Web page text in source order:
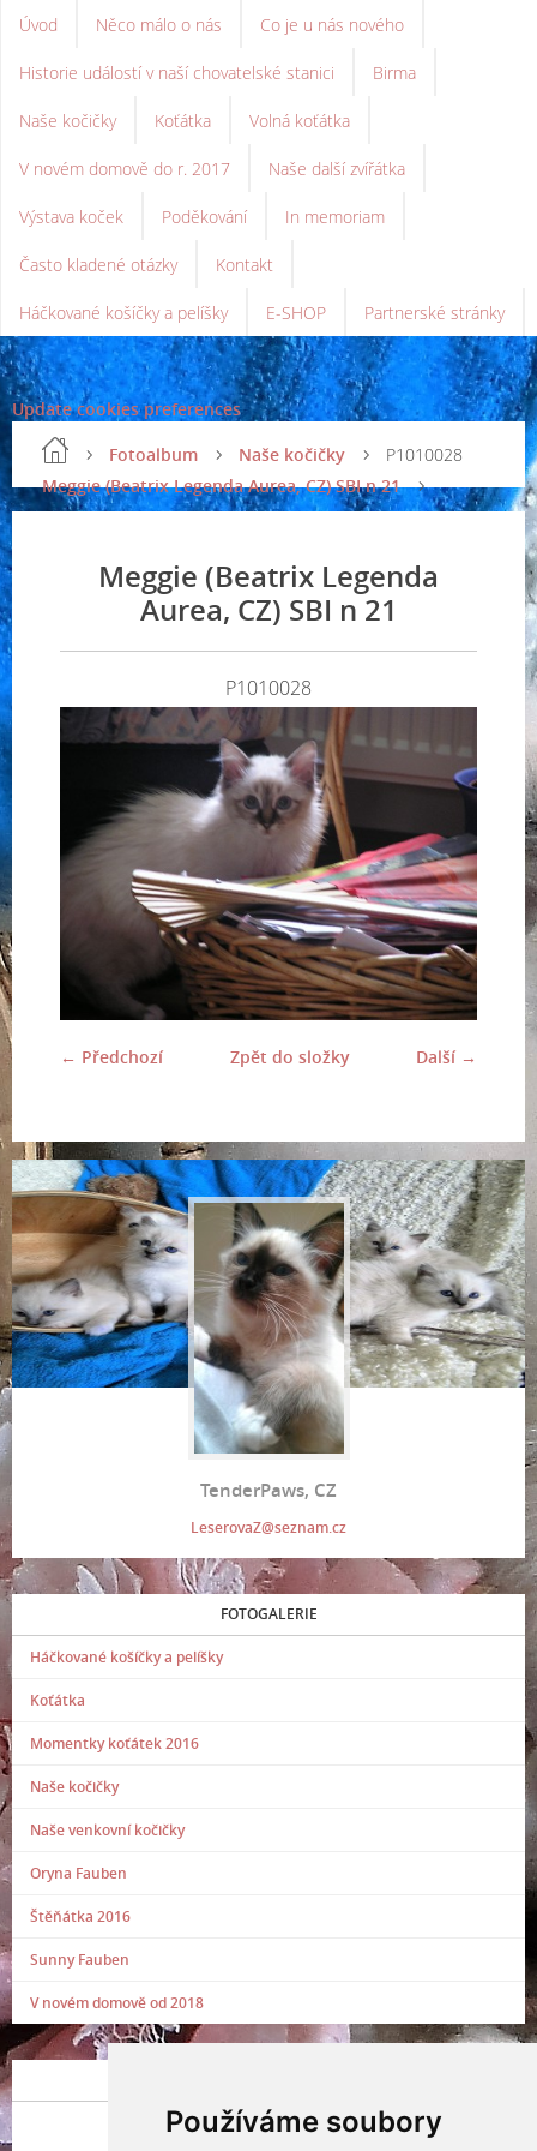
Používáme soubory
Úvod Něco málo o nás Co je u nás nového
Historie událostí v naší chovatelské stanici Birma
Naše kočičky Koťátka Volná koťátka
V novém domově do r. 2017 Naše další zvířátka
Výstava koček Poděkování In memoriam
Často kladené otázky Kontakt
Háčkované košíčky a pelíšky E-SHOP Partnerské stránky
Update cookies preferences
Fotoalbum
Naše kočičky
Meggie (Beatrix Legenda Aurea, CZ) SBI n 21
P1010028
Meggie (Beatrix Legenda
Aurea, CZ) SBI n 21
P1010028
← Předchozí Další →
Zpět do složky
TenderPaws, CZ
LeserovaZ@seznam.cz
FOTOGALERIE
Háčkované košíčky a pelíšky
Koťátka
Momentky koťátek 2016
Naše kočičky
Naše venkovní kočičky
Oryna Fauben
Štěňátka 2016
Sunny Fauben
V novém domově od 2018